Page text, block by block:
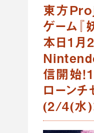
東方
ゲーム『
本日1月
信開始
ローンチ
(2/4(水)